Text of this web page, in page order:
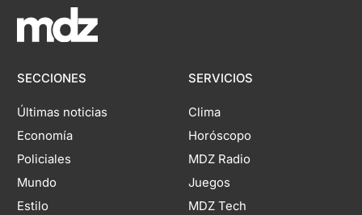
SECCIONES
Últimas noticias
Economía
Policiales
Mundo
Estilo
SERVICIOS
Clima
Horóscopo
MDZ Radio
Juegos
MDZ Tech